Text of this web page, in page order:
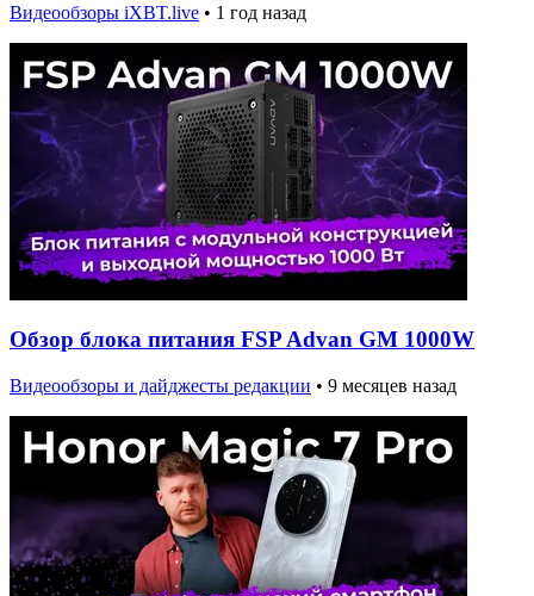
Видеообзоры iXBT.live • 1 год назад
Обзор блока питания FSP Advan GM 1000W
Видеообзоры и дайджесты редакции • 9 месяцев назад